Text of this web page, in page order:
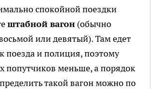
спокойной поездки
штабной вагон (обычно
или девятый). Там едет
поезда и полиция, поэтому
попутчиков меньше, а порядок
такой вагон можно по